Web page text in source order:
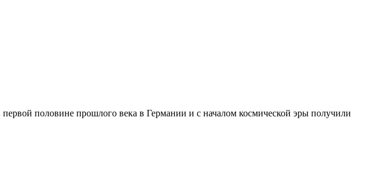
половине прошлого века в Германии и с началом космической эры получили